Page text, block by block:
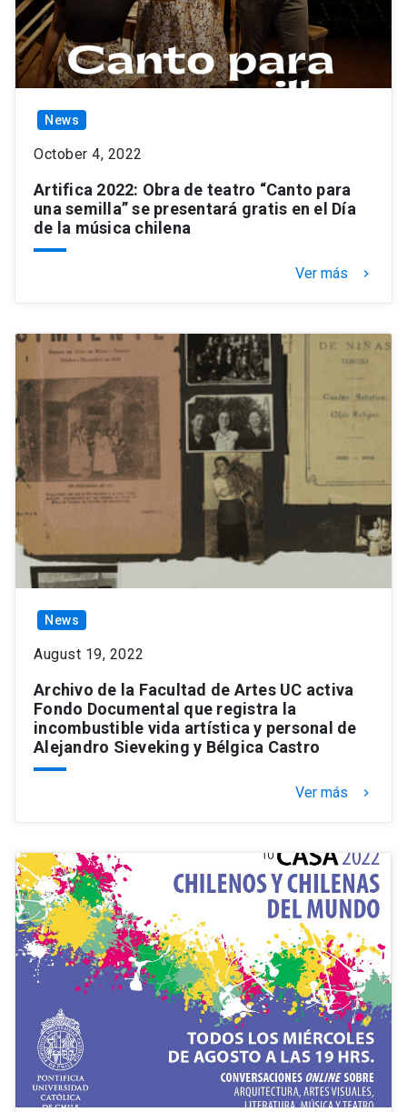
News
October 4, 2022
Artifica 2022: Obra de teatro “Canto para
una semilla” se presentará gratis en el Día
de la música chilena
Ver más keyboard_arrow_right
News
August 19, 2022
Archivo de la Facultad de Artes UC activa
Fondo Documental que registra la
incombustible vida artística y personal de
Alejandro Sieveking y Bélgica Castro
Ver más keyboard_arrow_right